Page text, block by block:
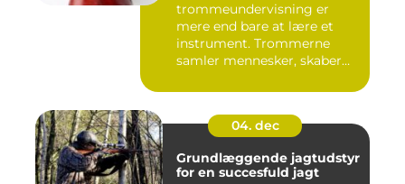
trommeundervisning er
mere end bare at lære et
instrument. Trommerne
samler mennesker, skaber
04. dec
Grundlæggende jagtudstyr
for en succesfuld jagt